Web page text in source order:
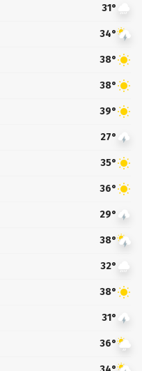
31°
34°
38°
38°
39°
27°
35°
36°
29°
38°
32°
38°
31°
36°